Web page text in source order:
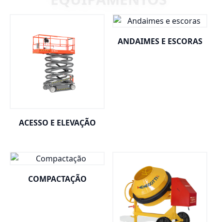
ACESSO E ELEVAÇÃO
ANDAIMES E ESCORAS
COMPACTAÇÃO